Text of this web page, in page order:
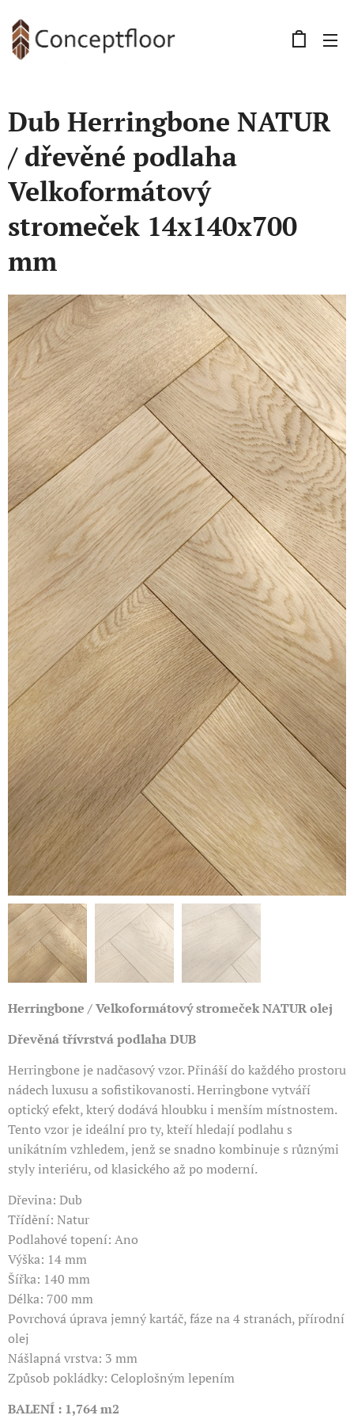
Dub Herringbone NATUR
/ dřevěné podlaha
Velkoformátový
stromeček 14x140x700
mm
Herringbone / Velkoformátový stromeček NATUR olej
Dřevěná třívrstvá podlaha DUB
Herringbone je nadčasový vzor. Přináší do každého prostoru
nádech luxusu a sofistikovanosti. Herringbone vytváří
optický efekt, který dodává hloubku i menším místnostem.
Tento vzor je ideální pro ty, kteří hledají podlahu s
unikátním vzhledem, jenž se snadno kombinuje s různými
styly interiéru, od klasického až po moderní.
Dřevina: Dub
Třídění: Natur
Podlahové topení: Ano
Výška: 14 mm
Šířka: 140 mm
Délka: 700 mm
Povrchová úprava jemný kartáč, fáze na 4 stranách, přírodní
olej
Nášlapná vrstva: 3 mm
Způsob pokládky: Celoplošným lepením
BALENÍ : 1,764 m2